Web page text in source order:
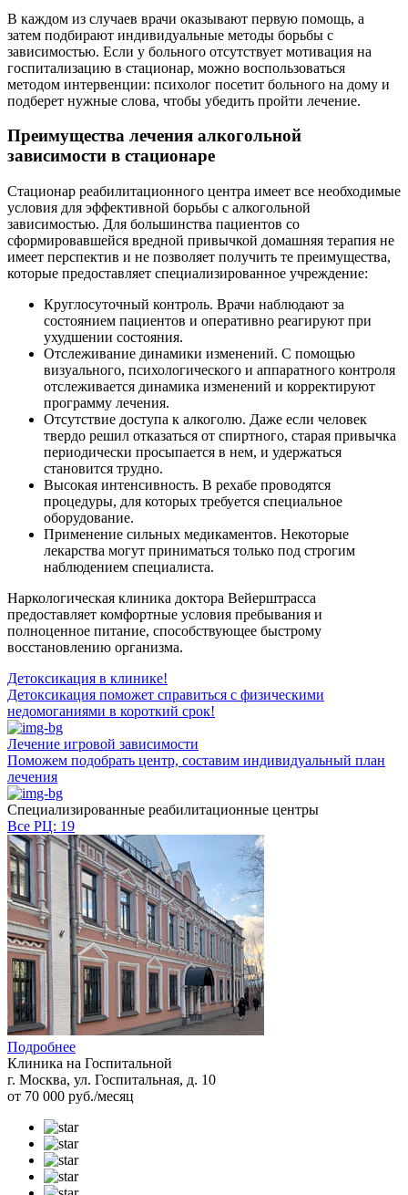
В каждом из случаев врачи оказывают первую помощь, а
затем подбирают индивидуальные методы борьбы с
зависимостью. Если у больного отсутствует мотивация на
госпитализацию в стационар, можно воспользоваться
методом интервенции: психолог посетит больного на дому и
подберет нужные слова, чтобы убедить пройти лечение.
Преимущества лечения алкогольной
зависимости в стационаре
Стационар реабилитационного центра имеет все необходимые
условия для эффективной борьбы с алкогольной
зависимостью. Для большинства пациентов со
сформировавшейся вредной привычкой домашняя терапия не
имеет перспектив и не позволяет получить те преимущества,
которые предоставляет специализированное учреждение:
Круглосуточный контроль. Врачи наблюдают за
состоянием пациентов и оперативно реагируют при
ухудшении состояния.
Отслеживание динамики изменений. С помощью
визуального, психологического и аппаратного контроля
отслеживается динамика изменений и корректируют
программу лечения.
Отсутствие доступа к алкоголю. Даже если человек
твердо решил отказаться от спиртного, старая привычка
периодически просыпается в нем, и удержаться
становится трудно.
Высокая интенсивность. В рехабе проводятся
процедуры, для которых требуется специальное
оборудование.
Применение сильных медикаментов. Некоторые
лекарства могут приниматься только под строгим
наблюдением специалиста.
Наркологическая клиника доктора Вейерштрасса
предоставляет комфортные условия пребывания и
полноценное питание, способствующее быстрому
восстановлению организма.
Детоксикация в клинике!
Детоксикация поможет справиться с физическими
недомоганиями в короткий срок!
Лечение игровой зависимости
Поможем подобрать центр, составим индивидуальный план
лечения
Специализированные реабилитационные центры
Все РЦ: 19
Подробнее
Клиника на Госпитальной
г. Москва, ул. Госпитальная, д. 10
от 70 000 руб./месяц